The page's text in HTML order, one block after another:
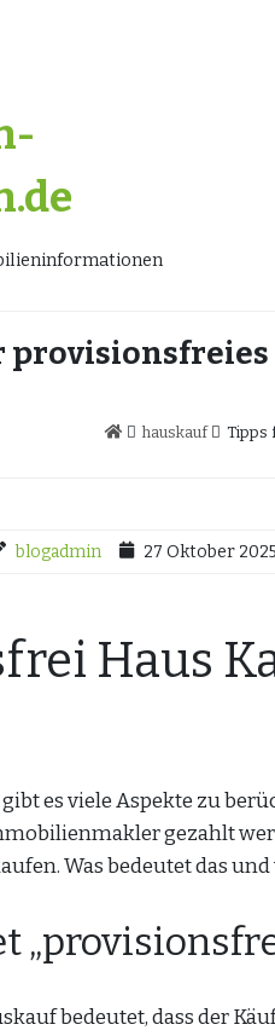
provisionsfreies
hauskauf Tipps
blogadmin 27 Oktober 2025
Haus
es viele Aspekte zu
gezahlt
Was bedeutet das
bedeutet, dass der